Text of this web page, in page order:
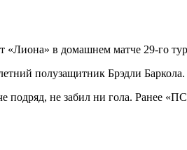
в домашнем матче 29-го
полузащитник Брэдли Баркола.
подряд, не забил ни гола. Ранее